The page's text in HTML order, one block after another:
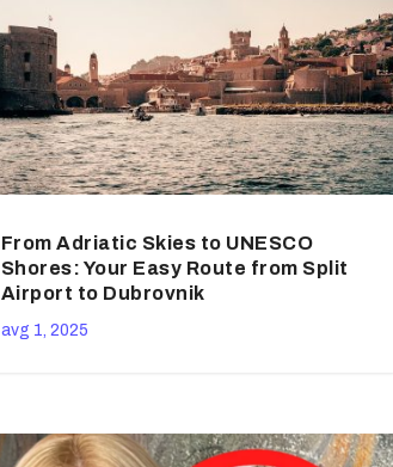
From Adriatic Skies to UNESCO
Shores: Your Easy Route from Split
Airport to Dubrovnik
avg 1, 2025